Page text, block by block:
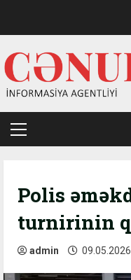
Primary
Polis
turnirinin
admin 09.05.2026